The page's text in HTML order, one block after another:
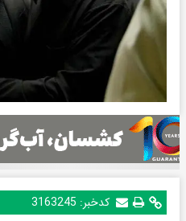
کدخبر: 3163245